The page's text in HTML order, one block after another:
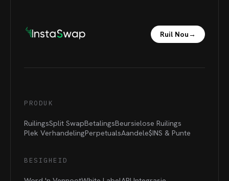
Ruil Nou→
PRODUK
RuilingsSplit SwapBetalingsBeursielose Ruilings
Plek VerhandelingPerpetualsAandele$INS & Punte
BESIGHEID